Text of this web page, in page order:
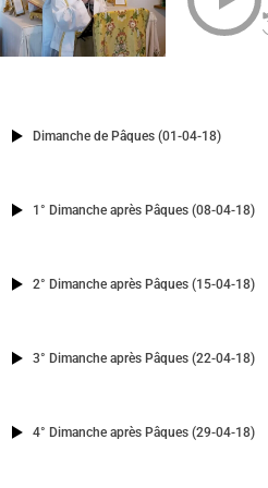
Dimanche de Pâques (01-04-18)
1° Dimanche après Pâques (08-04-18)
2° Dimanche après Pâques (15-04-18)
3° Dimanche après Pâques (22-04-18)
4° Dimanche après Pâques (29-04-18)